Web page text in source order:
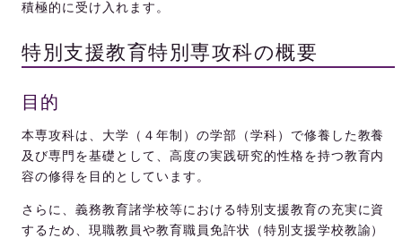
積極的に受け入れます。
特別支援教育特別専攻科の概要
目的
本専攻科は、大学（４年制）の学部（学科）で修養した教養
及び専門を基礎として、高度の実践研究的性格を持つ教育内
容の修得を目的としています。
さらに、義務教育諸学校等における特別支援教育の充実に資
するため、現職教員や教育職員免許状（特別支援学校教諭）